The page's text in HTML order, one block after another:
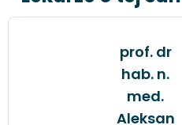
prof. dr
hab. n.
med.
Aleksan